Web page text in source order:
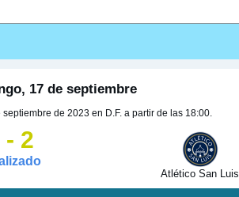
17 de septiembre
de 2023 en D.F. a partir de las 18:00.
- 2
Atlético San Luis